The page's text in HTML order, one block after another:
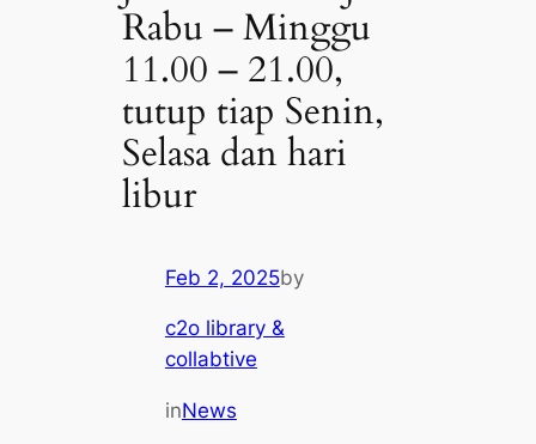
Rabu – Minggu
11.00 – 21.00,
tutup tiap Senin,
Selasa dan hari
libur
Feb 2, 2025by
c2o library &
collabtive
inNews